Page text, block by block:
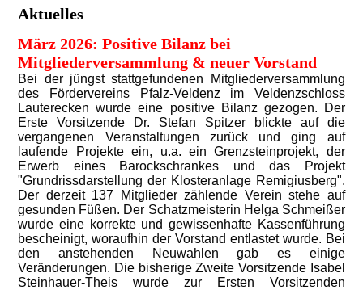
Aktuelles
März 2026: Positive Bilanz bei
Mitgliederversammlung & neuer Vorstand
Bei der jüngst stattgefundenen Mitgliederversammlung
des Fördervereins Pfalz-Veldenz im Veldenzschloss
Lauterecken wurde eine positive Bilanz gezogen. Der
Erste Vorsitzende Dr. Stefan Spitzer blickte auf die
vergangenen Veranstaltungen zurück und ging auf
laufende Projekte ein, u.a. ein Grenzsteinprojekt, der
Erwerb eines Barockschrankes und das Projekt
"Grundrissdarstellung der Klosteranlage Remigiusberg".
Der derzeit 137 Mitglieder zählende Verein stehe auf
gesunden Füßen. Der Schatzmeisterin Helga Schmeißer
wurde eine korrekte und gewissenhafte Kassenführung
bescheinigt, woraufhin der Vorstand entlastet wurde. Bei
den anstehenden Neuwahlen gab es einige
Veränderungen. Die bisherige Zweite Vorsitzende Isabel
Steinhauer-Theis wurde zur Ersten Vorsitzenden